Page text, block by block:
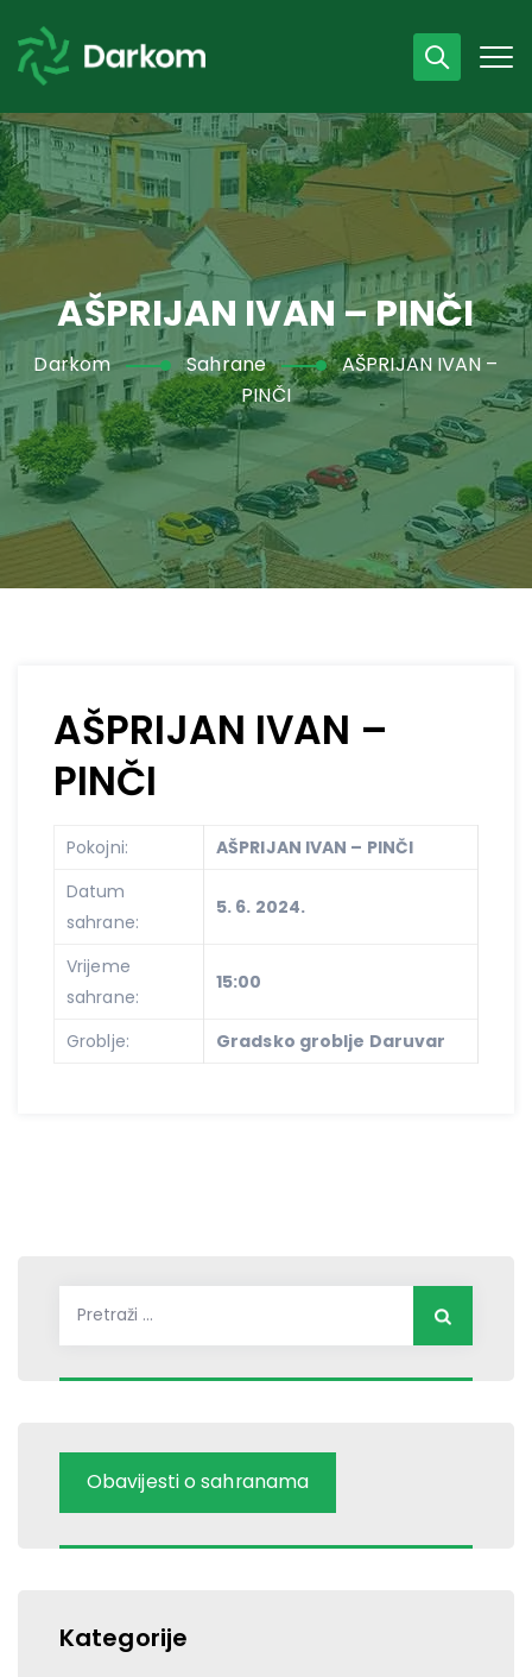
Radno vrijeme
07 - 15 h
043 /440 750
AŠPRIJAN IVAN – PINČI
Darkom Sahrane
AŠPRIJAN IVAN –
PINČI
AŠPRIJAN IVAN –
PINČI
Pokojni:
AŠPRIJAN IVAN – PINČI
Datum
sahrane:
5. 6. 2024.
Vrijeme
sahrane:
15:00
Groblje: Gradsko groblje Daruvar
Obavijesti o sahranama
Kategorije